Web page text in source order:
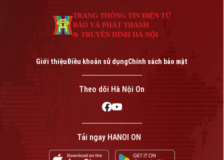
Bản quyền thuộc về Cơ quan Báo và Phát thanh Truyền hình Hà Nội Giấy
TRANG THÔNG TIN ĐIỆN TỬ
CỦA CƠ QUAN BÁO VÀ PHÁT THANH TRUYỀN HÌNH HÀ NỘI
Số 3-5 Huỳnh Thúc Kháng-Phường Láng-Hà Nội
Giám đốc: VŨ MINH TUẤN
Phó Giám đốc: Nguyễn Kim Khiêm, Nguyễn Minh Đức, Nguyễn Thành Lợi
TRANG THÔNG TIN ĐIỆN TỬ
BÁO VÀ PHÁT THANH
& TRUYỀN HÌNH HÀ NỘI
Giới thiệuĐiều khoản sử dụngChính sách bảo mật
Theo dõi Hà Nội On
Tải ngay HANOI ON